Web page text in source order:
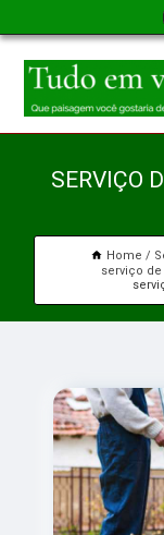
SERVIÇO
Home
serviço